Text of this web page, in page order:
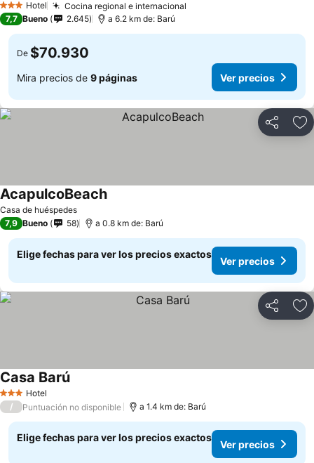
3 Estrellas
Hotel Cocina regional e internacional
7,7 Bueno 2.645 a 6.2 km de: Barú
De $70.930
Mira precios de 9 páginas Ver precios
Compartir
Casa de huéspedes
AcapulcoBeachVer precios
7,9 Bueno 58 a 0.8 km de: Barú
Elige fechas para ver los precios exactos
Ver precios
Compartir
3 Estrellas
Hotel
Casa BarúVer precios
/ Puntuación no disponible a 1.4 km de: Barú
Elige fechas para ver los precios exactos
Ver precios